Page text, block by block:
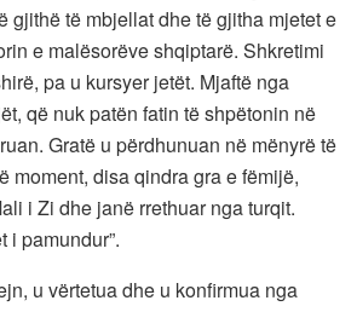
gjithë të mbjellat dhe të gjitha mjetet e
e malësorëve shqiptarë. Shkretimi
pa u kursyer jetët. Mjaftë nga
që nuk patën fatin të shpëtonin në
Gratë u përdhunuan në mënyrë të
moment, disa qindra gra e fëmijë,
i Zi dhe janë rrethuar nga turqit.
i pamundur”.
u vërtetua dhe u konfirmua nga